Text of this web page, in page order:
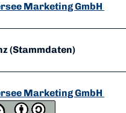
Marketing GmbH
(Stammdaten)
Marketing GmbH